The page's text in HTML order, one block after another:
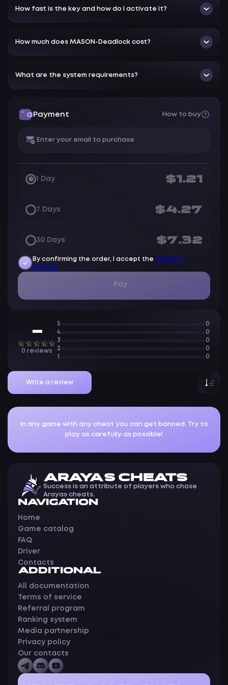
собственной команды
How fast is the key and how do I activate it?
How much does MASON-Deadlock cost?
What are the system requirements?
Payment How to buy
1 Day $1.21
7 Days $4.27
30 Days $7.32
By confirming the order, I accept the Terms of
Service
Pay
—
0 reviews
5
0
4
0
3
0
2
0
1
0
Write a review
In any game with any cheat you can get banned. Try to
play as carefully as possible!
ARAYAS CHEATS
Success is an attribute of players who chose
Arayas cheats.
NAVIGATION
Home
Game catalog
FAQ
Driver
Contacts
ADDITIONAL
All documentation
Terms of service
Referral program
Ranking system
Media partnership
Privacy policy
Our contacts